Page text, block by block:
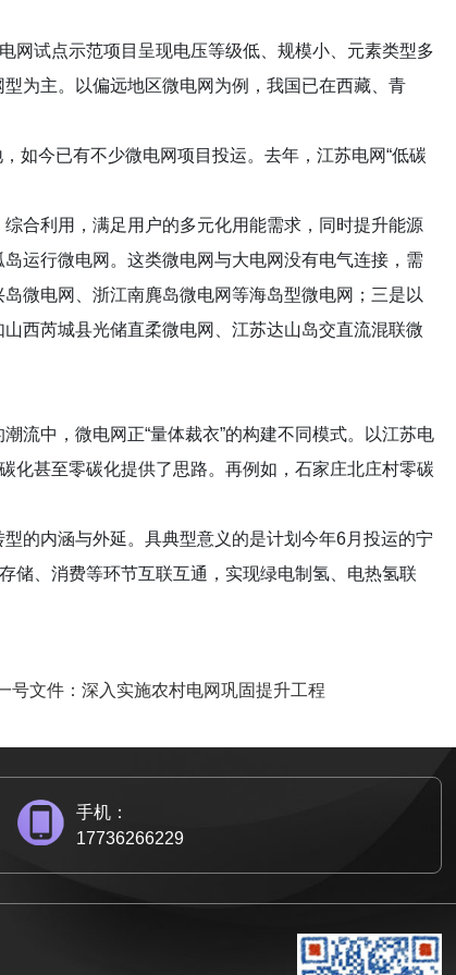
网试点示范项目呈现电压等级低、规模小、元素类型多
为主。以偏远地区微电网为例，我国已在西藏、青
如今已有不少微电网项目投运。去年，江苏电网“低碳
合利用，满足用户的多元化用能需求，同时提升能源
运行微电网。这类微电网与大电网没有电气连接，需
微电网、浙江南麂岛微电网等海岛型微电网；三是以
西芮城县光储直柔微电网、江苏达山岛交直流混联微
流中，微电网正“量体裁衣”的构建不同模式。以江苏电
化甚至零碳化提供了思路。再例如，石家庄北庄村零碳
的内涵与外延。具典型意义的是计划今年6月投运的宁
储、消费等环节互联互通，实现绿电制氢、电热氢联
号文件：深入实施农村电网巩固提升工程
手机：
17736266229